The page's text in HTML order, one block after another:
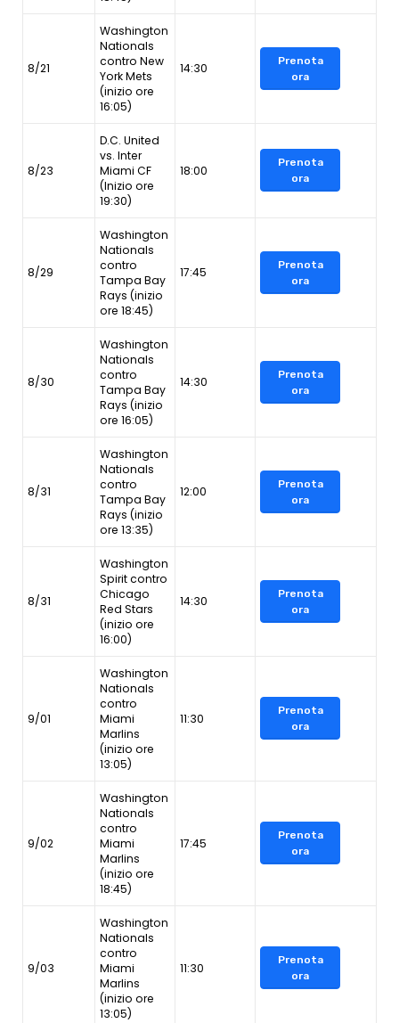
8/21
Washington
Nationals
contro New
York Mets
(inizio ore
16:05)
14:30
Prenota
ora
8/23
D.C. United
vs. Inter
Miami CF
(Inizio ore
19:30)
18:00
Prenota
ora
8/29
Washington
Nationals
contro
Tampa Bay
Rays (inizio
ore 18:45)
17:45
Prenota
ora
8/30
Washington
Nationals
contro
Tampa Bay
Rays (inizio
ore 16:05)
14:30
Prenota
ora
8/31
Washington
Nationals
contro
Tampa Bay
Rays (inizio
ore 13:35)
12:00
Prenota
ora
8/31
Washington
Spirit contro
Chicago
Red Stars
(inizio ore
16:00)
14:30
Prenota
ora
9/01
Washington
Nationals
contro
Miami
Marlins
(inizio ore
13:05)
11:30
Prenota
ora
9/02
Washington
Nationals
contro
Miami
Marlins
(inizio ore
18:45)
17:45
Prenota
ora
9/03
Washington
Nationals
contro
Miami
Marlins
(inizio ore
13:05)
11:30
Prenota
ora